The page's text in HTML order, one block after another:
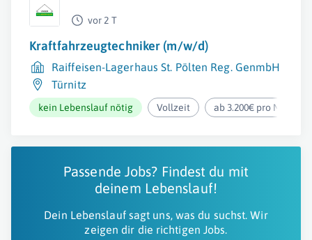
vor 2 T
Kraftfahrzeugtechniker (m/w/d)
Raiffeisen-Lagerhaus St. Pölten Reg. GenmbH
Türnitz
kein Lebenslauf nötig Vollzeit ab 3.200€ pro Monat
Passende Jobs? Findest du mit
deinem Lebenslauf!
Dein Lebenslauf sagt uns, was du suchst. Wir
zeigen dir die richtigen Jobs.